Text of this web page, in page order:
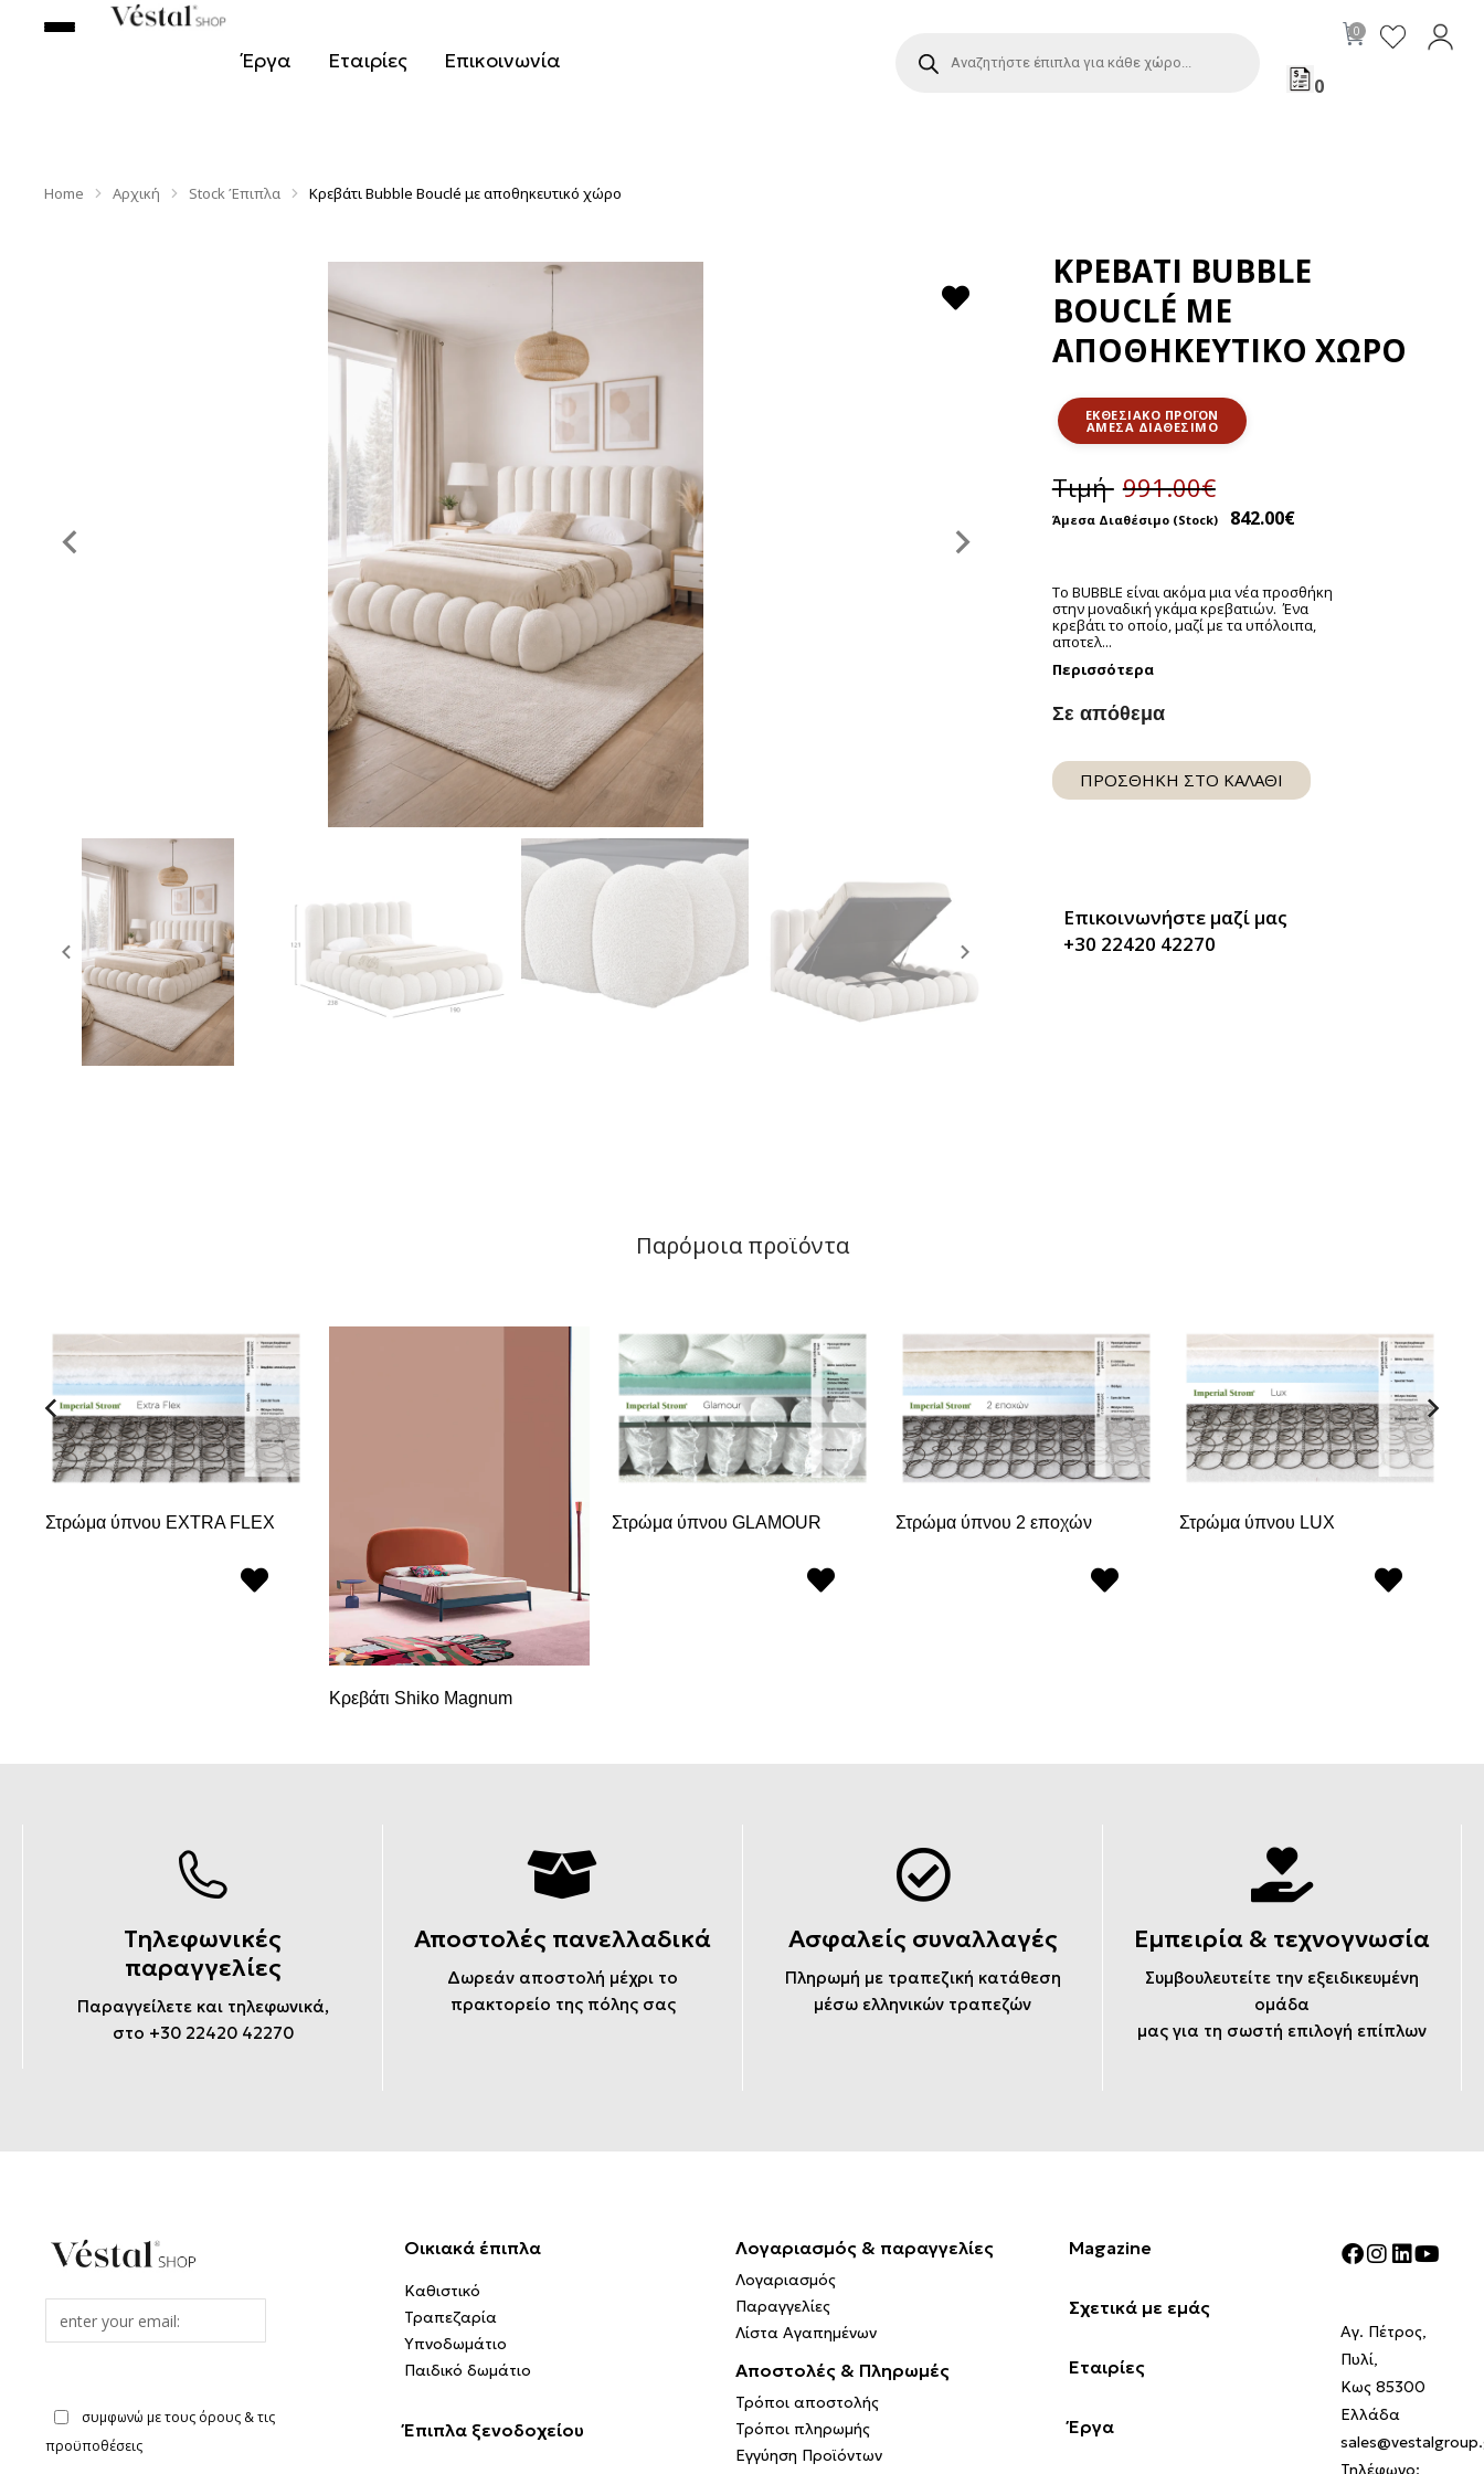
Έργα Εταιρίες Επικοινωνία
0
You are here:
Home Αρχική Stock Έπιπλα Κρεβάτι Bubble Bouclé με αποθηκευτικό χώρο
Previous Next
slide
Previous
slide
Next
slide
ΚΡΕΒΆΤΙ BUBBLE
BOUCLÉ ΜΕ
ΑΠΟΘΗΚΕΥΤΙΚΌ ΧΏΡΟ
ΕΚΘΕΣΙΑΚΌ ΠΡΟΪΌΝ
Τιμή 991.00€
842.00€
To BUBBLE είναι ακόμα μια νέα προσθήκη
στην μοναδική γκάμα κρεβατιών. Ένα
κρεβάτι το οποίο, μαζί με τα υπόλοιπα,
αποτελ...
Περισσότερα
Σε απόθεμα
ΠΡΟΣΘΗΚΗ ΣΤΟ ΚΑΛΑΘΙ
Επικοινωνήστε μαζί μας
+30 22420 42270
Παρόμοια προϊόντα
Στρώμα ύπνου EXTRA FLEX
Κρεβάτι Shiko Magnum
Στρώμα ύπνου GLAMOUR Στρώμα ύπνου 2 εποχών Στρώμα ύπνου LUX
Τηλεφωνικές
παραγγελίες
Παραγγείλετε και τηλεφωνικά,
στο +30 22420 42270
Αποστολές πανελλαδικά
Δωρεάν αποστολή μέχρι το
πρακτορείο της πόλης σας
Ασφαλείς συναλλαγές
Πληρωμή με τραπεζική κατάθεση
μέσω ελληνικών τραπεζών
Εμπειρία & τεχνογνωσία
Συμβουλευτείτε την εξειδικευμένη
ομάδα
μας για τη σωστή επιλογή επίπλων
address
συμφωνώ με τους όρους & τις
προϋποθέσεις
Οικιακά έπιπλα
Καθιστικό
Τραπεζαρία
Υπνοδωμάτιο
Παιδικό δωμάτιο
Έπιπλα ξενοδοχείου
Λογαριασμός & παραγγελίες
Λογαριασμός
Παραγγελίες
Λίστα Αγαπημένων
Αποστολές & Πληρωμές
Τρόποι αποστολής
Τρόποι πληρωμής
Εγγύηση Προϊόντων
Magazine
Σχετικά με εμάς
Εταιρίες
Έργα
Αγ. Πέτρος,
Πυλί,
Κως 85300
Ελλάδα
Τηλέφωνο: